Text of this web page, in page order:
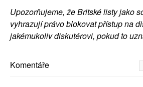
Upozorňujeme, že Britské listy jako
vyhrazují právo blokovat přístup na
jakémukoliv diskutérovi, pokud to
Komentáře